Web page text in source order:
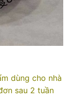
dùng cho nhà
sau 2 tuần